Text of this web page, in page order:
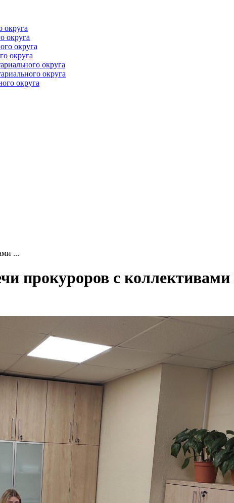
округа
округа
округа
округа
округа
округа
округа
...
прокуроров с